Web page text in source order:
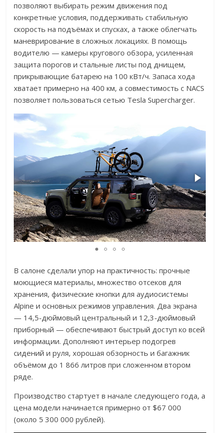
позволяют выбирать режим движения под
конкретные условия, поддерживать стабильную
скорость на подъёмах и спусках, а также облегчать
маневрирование в сложных локациях. В помощь
водителю — камеры кругового обзора, усиленная
защита порогов и стальные листы под днищем,
прикрывающие батарею на 100 кВт/ч. Запаса хода
хватает примерно на 400 км, а совместимость с NACS
позволяет пользоваться сетью Tesla Supercharger.
В салоне сделали упор на практичность: прочные
моющиеся материалы, множество отсеков для
хранения, физические кнопки для аудиосистемы
Alpine и основных режимов управления. Два экрана
— 14,5-дюймовый центральный и 12,3-дюймовый
приборный — обеспечивают быстрый доступ ко всей
информации. Дополняют интерьер подогрев
сидений и руля, хорошая обзорность и багажник
объёмом до 1 866 литров при сложенном втором
ряде.
Производство стартует в начале следующего года, а
цена модели начинается примерно от $67 000
(около 5 300 000 рублей).